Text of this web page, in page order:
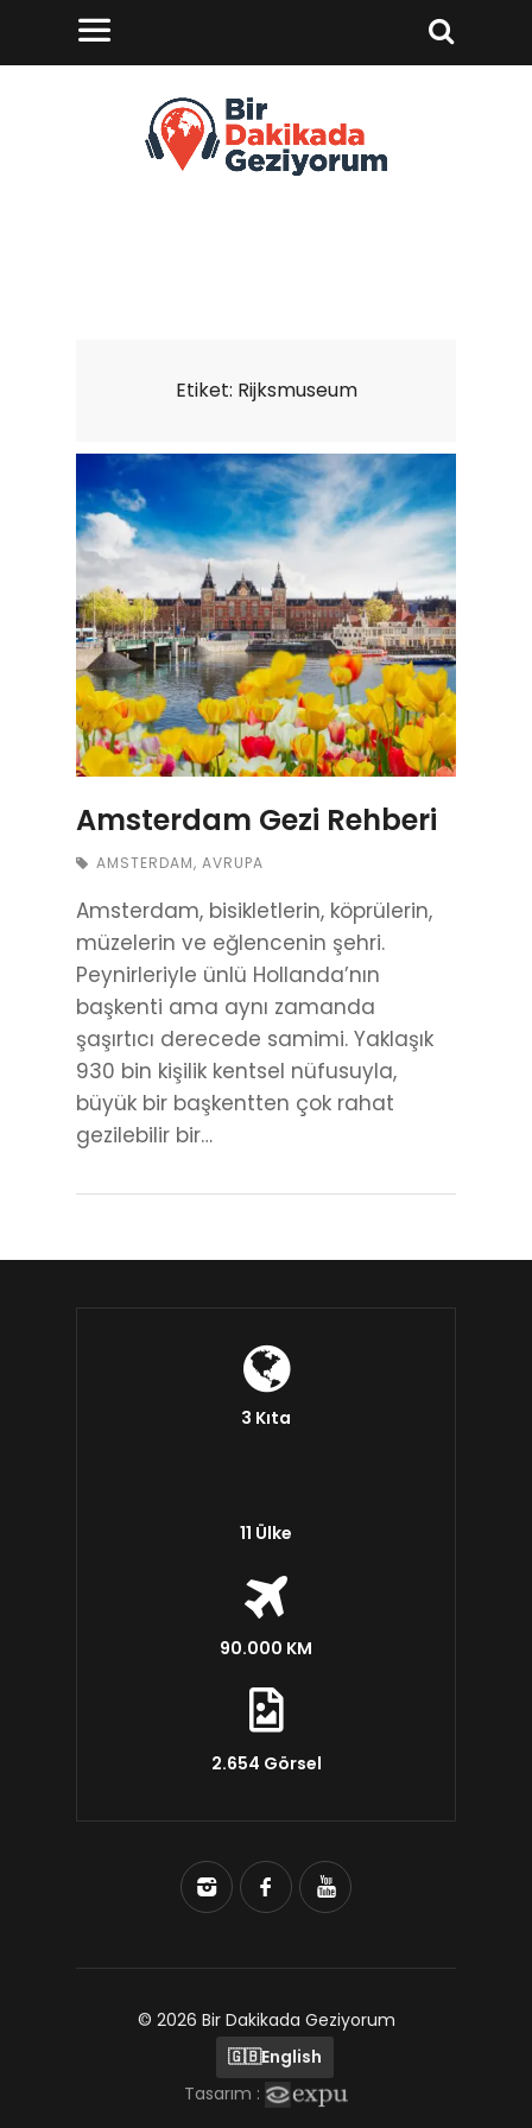
Etiket: Rijksmuseum
Amsterdam Gezi Rehberi
AMSTERDAM, AVRUPA
Amsterdam, bisikletlerin, köprülerin,
müzelerin ve eğlencenin şehri.
Peynirleriyle ünlü Hollanda’nın
başkenti ama aynı zamanda
şaşırtıcı derecede samimi. Yaklaşık
930 bin kişilik kentsel nüfusuyla,
büyük bir başkentten çok rahat
gezilebilir bir…
3 Kıta
11 Ülke
90.000 KM
2.654 Görsel
© 2026 Bir Dakikada Geziyorum
🇬🇧English
Tasarım :